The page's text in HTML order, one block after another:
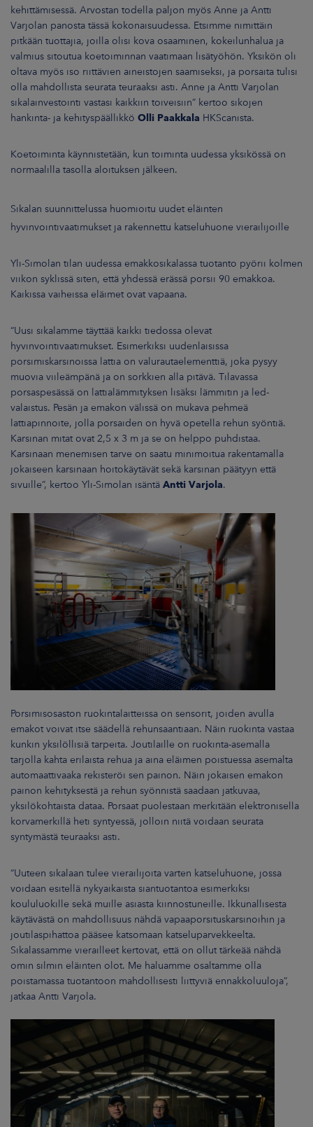
kehittämisessä. Arvostan todella paljon myös Anne ja Antti
Varjolan panosta tässä kokonaisuudessa. Etsimme nimittäin
pitkään tuottajia, joilla olisi kova osaaminen, kokeilunhalua ja
valmius sitoutua koetoiminnan vaatimaan lisätyöhön. Yksikön oli
oltava myös iso riittävien aineistojen saamiseksi, ja porsaita tulisi
olla mahdollista seurata teuraaksi asti. Anne ja Antti Varjolan
sikalainvestointi vastasi kaikkiin toiveisiin” kertoo sikojen
hankinta- ja kehityspäällikkö Olli Paakkala HKScanista.
Koetoiminta käynnistetään, kun toiminta uudessa yksikössä on
normaalilla tasolla aloituksen jälkeen.
Sikalan suunnittelussa huomioitu uudet eläinten
hyvinvointivaatimukset ja rakennettu katseluhuone vierailijoille
Yli-Simolan tilan uudessa emakkosikalassa tuotanto pyörii kolmen
viikon syklissä siten, että yhdessä erässä porsii 90 emakkoa.
Kaikissa vaiheissa eläimet ovat vapaana.
“Uusi sikalamme täyttää kaikki tiedossa olevat
hyvinvointivaatimukset. Esimerkiksi uudenlaisissa
porsimiskarsinoissa lattia on valurautaelementtiä, joka pysyy
muovia viileämpänä ja on sorkkien alla pitävä. Tilavassa
porsaspesässä on lattialämmityksen lisäksi lämmitin ja led-
valaistus. Pesän ja emakon välissä on mukava pehmeä
lattiapinnoite, jolla porsaiden on hyvä opetella rehun syöntiä.
Karsinan mitat ovat 2,5 x 3 m ja se on helppo puhdistaa.
Karsinaan menemisen tarve on saatu minimoitua rakentamalla
jokaiseen karsinaan hoitokäytävät sekä karsinan päätyyn että
sivuille”, kertoo Yli-Simolan isäntä Antti Varjola.
Porsimisosaston ruokintalaitteissa on sensorit, joiden avulla
emakot voivat itse säädellä rehunsaantiaan. Näin ruokinta vastaa
kunkin yksilöllisiä tarpeita. Joutilaille on ruokinta-asemalla
tarjolla kahta erilaista rehua ja aina eläimen poistuessa asemalta
automaattivaaka rekisteröi sen painon. Näin jokaisen emakon
painon kehityksestä ja rehun syönnistä saadaan jatkuvaa,
yksilökohtaista dataa. Porsaat puolestaan merkitään elektronisella
korvamerkillä heti syntyessä, jolloin niitä voidaan seurata
syntymästä teuraaksi asti.
“Uuteen sikalaan tulee vierailijoita varten katseluhuone, jossa
voidaan esitellä nykyaikaista siantuotantoa esimerkiksi
koululuokille sekä muille asiasta kiinnostuneille. Ikkunallisesta
käytävästä on mahdollisuus nähdä vapaaporsituskarsinoihin ja
joutilaspihattoa pääsee katsomaan katseluparvekkeelta.
Sikalassamme vierailleet kertovat, että on ollut tärkeää nähdä
omin silmin eläinten olot. Me haluamme osaltamme olla
poistamassa tuotantoon mahdollisesti liittyviä ennakkoluuloja”,
jatkaa Antti Varjola.